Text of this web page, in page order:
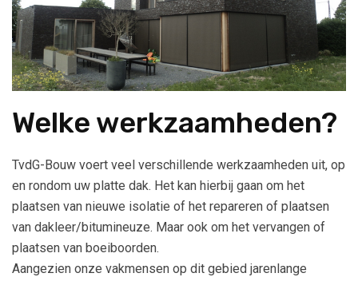
Welke werkzaamheden?
TvdG-Bouw voert veel verschillende werkzaamheden uit, op
en rondom uw platte dak. Het kan hierbij gaan om het
plaatsen van nieuwe isolatie of het repareren of plaatsen
van dakleer/bitumineuze. Maar ook om het vervangen of
plaatsen van boeiboorden.
Aangezien onze vakmensen op dit gebied jarenlange